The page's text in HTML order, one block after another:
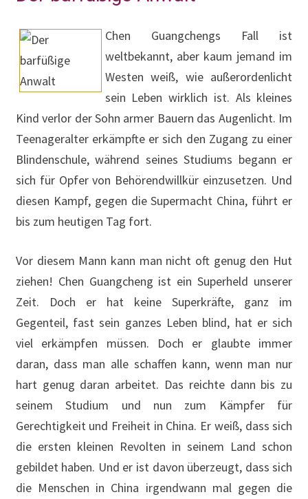
Chen Guangchengs Fall ist
weltbekannt, aber kaum jemand im
Westen weiß, wie außerordenlicht
sein Leben wirklich ist. Als kleines
Kind verlor der Sohn armer Bauern das Augenlicht. Im
Teenageralter erkämpfte er sich den Zugang zu einer
Blindenschule, während seines Studiums begann er
sich für Opfer von Behörendwillkür einzusetzen. Und
diesen Kampf, gegen die Supermacht China, führt er
bis zum heutigen Tag fort.
Vor diesem Mann kann man nicht oft genug den Hut
ziehen! Chen Guangcheng ist ein Superheld unserer
Zeit. Doch er hat keine Superkräfte, ganz im
Gegenteil, fast sein ganzes Leben blind, hat er sich
viel erkämpfen müssen. Doch er glaubte immer
daran, dass man alle schaffen kann, wenn man nur
hart genug daran arbeitet. Das reichte dann bis zu
seinem Studium und nun zum Kämpfer für
Gerechtigkeit und Freiheit in China. Er weiß, dass sich
die ersten kleinen Revolten in seinem Land schon
gebildet haben. Und er ist davon überzeugt, dass sich
die Menschen in China irgendwann mal gegen die